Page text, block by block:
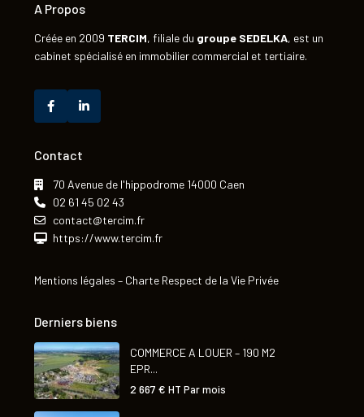
A Propos
Créée en 2009 TERCIM, filiale du groupe SEDELKA, est un
cabinet spécialisé en immobilier commercial et tertiaire.
Contact
70 Avenue de l'hippodrome 14000 Caen
02 61 45 02 43
contact@tercim.fr
https://www.tercim.fr
Mentions légales – Charte Respect de la Vie Privée
Derniers biens
COMMERCE A LOUER – 190 M2
EPR...
2 667 € HT Par mois